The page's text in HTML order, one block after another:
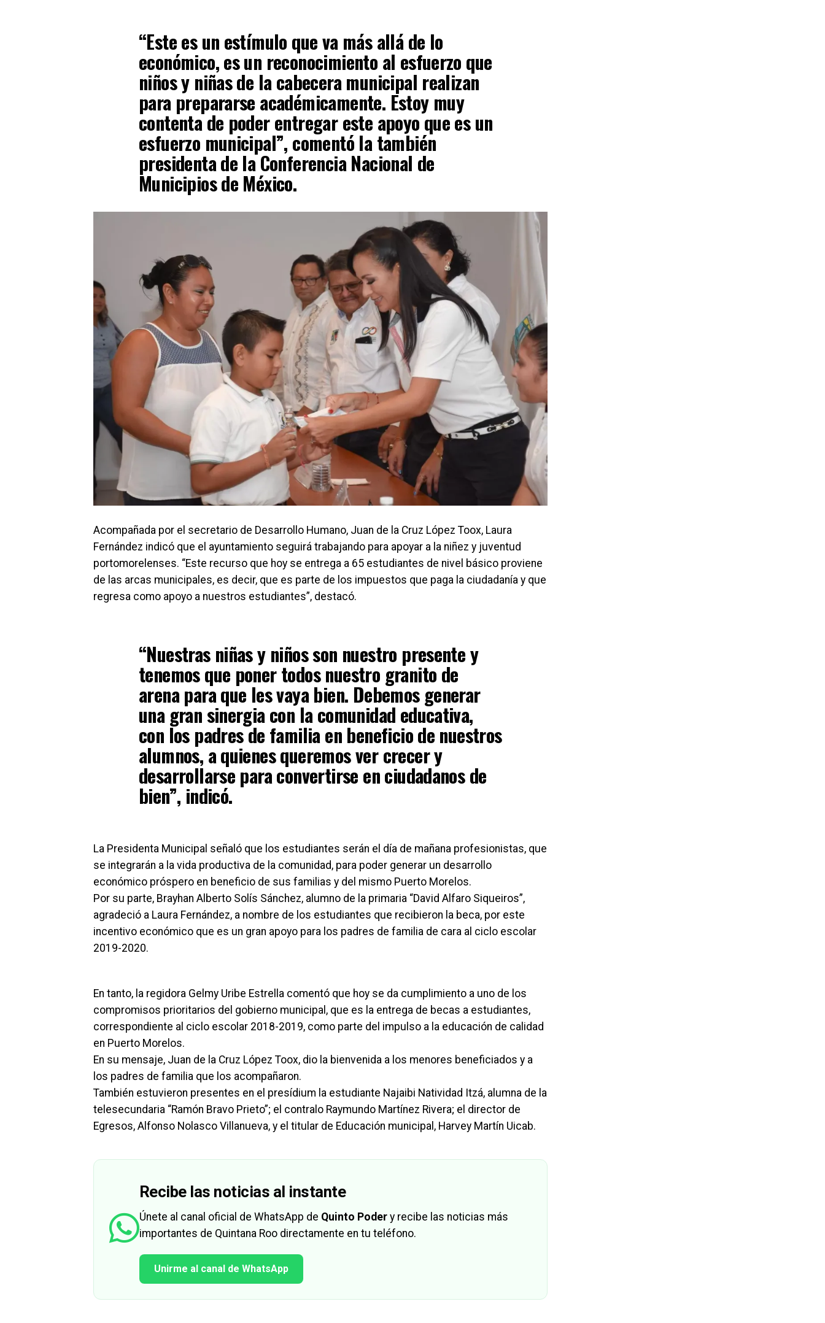
“Este es un estímulo que va más allá de lo
económico, es un reconocimiento al esfuerzo que
niños y niñas de la cabecera municipal realizan
para prepararse académicamente. Estoy muy
contenta de poder entregar este apoyo que es un
esfuerzo municipal”, comentó la también
presidenta de la Conferencia Nacional de
Municipios de México.
Acompañada por el secretario de Desarrollo Humano, Juan de la Cruz López Toox, Laura
Fernández indicó que el ayuntamiento seguirá trabajando para apoyar a la niñez y juventud
portomorelenses. “Este recurso que hoy se entrega a 65 estudiantes de nivel básico proviene
de las arcas municipales, es decir, que es parte de los impuestos que paga la ciudadanía y que
regresa como apoyo a nuestros estudiantes”, destacó.
“Nuestras niñas y niños son nuestro presente y
tenemos que poner todos nuestro granito de
arena para que les vaya bien. Debemos generar
una gran sinergia con la comunidad educativa,
con los padres de familia en beneficio de nuestros
alumnos, a quienes queremos ver crecer y
desarrollarse para convertirse en ciudadanos de
bien”, indicó.
La Presidenta Municipal señaló que los estudiantes serán el día de mañana profesionistas, que
se integrarán a la vida productiva de la comunidad, para poder generar un desarrollo
económico próspero en beneficio de sus familias y del mismo Puerto Morelos.
Por su parte, Brayhan Alberto Solís Sánchez, alumno de la primaria “David Alfaro Siqueiros”,
agradeció a Laura Fernández, a nombre de los estudiantes que recibieron la beca, por este
incentivo económico que es un gran apoyo para los padres de familia de cara al ciclo escolar
2019-2020.
En tanto, la regidora Gelmy Uribe Estrella comentó que hoy se da cumplimiento a uno de los
compromisos prioritarios del gobierno municipal, que es la entrega de becas a estudiantes,
correspondiente al ciclo escolar 2018-2019, como parte del impulso a la educación de calidad
en Puerto Morelos.
En su mensaje, Juan de la Cruz López Toox, dio la bienvenida a los menores beneficiados y a
los padres de familia que los acompañaron.
También estuvieron presentes en el presídium la estudiante Najaibi Natividad Itzá, alumna de la
telesecundaria “Ramón Bravo Prieto”; el contralo Raymundo Martínez Rivera; el director de
Egresos, Alfonso Nolasco Villanueva, y el titular de Educación municipal, Harvey Martín Uicab.
Recibe las noticias al instante
Únete al canal oficial de WhatsApp de Quinto Poder y recibe las noticias más
importantes de Quintana Roo directamente en tu teléfono.
Unirme al canal de WhatsApp